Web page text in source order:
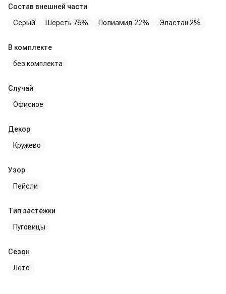
Состав внешней части
Серый
Шерсть 76% Полиамид 22% Эластан 2%
В комплекте
без комплекта
Случай
Офисное
Декор
Кружево
Узор
Пейсли
Тип застёжки
Пуговицы
Сезон
Лето